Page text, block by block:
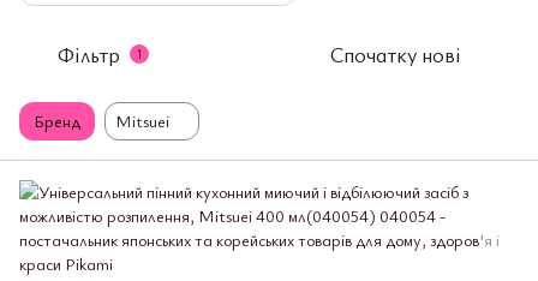
Фільтр 1 Спочатку нові
Бренд Mitsuei